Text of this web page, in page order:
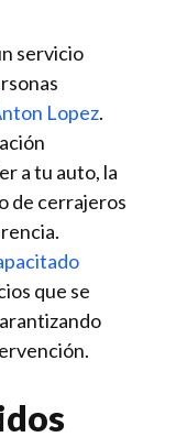
servicio
Lopez.
a tu auto, la
de cerrajeros
que se